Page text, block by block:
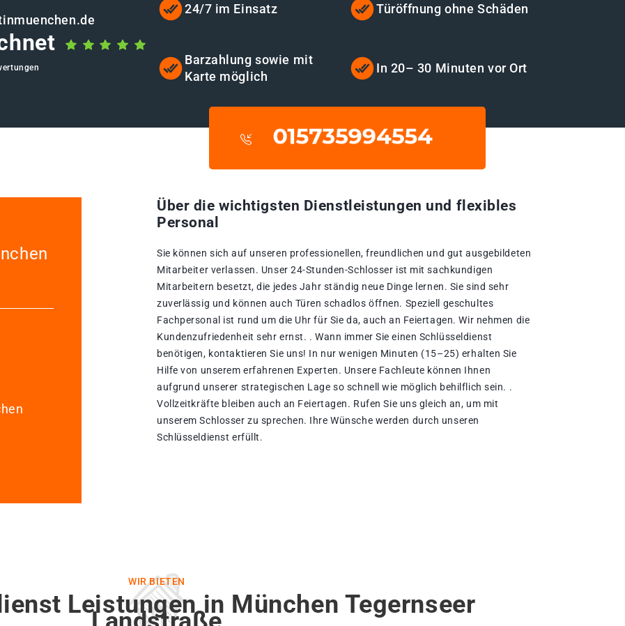
24/7 im Einsatz Türöffnung ohne Schäden
Barzahlung sowie mit
Karte möglich
In 20– 30 Minuten vor Ort
Über die wichtigsten Dienstleistungen und flexibles
Personal
Sie können sich auf unseren professionellen, freundlichen und gut ausgebildeten
Mitarbeiter verlassen. Unser 24-Stunden-Schlosser ist mit sachkundigen
Mitarbeitern besetzt, die jedes Jahr ständig neue Dinge lernen. Sie sind sehr
zuverlässig und können auch Türen schadlos öffnen. Speziell geschultes
Fachpersonal ist rund um die Uhr für Sie da, auch an Feiertagen. Wir nehmen die
Kundenzufriedenheit sehr ernst. . Wann immer Sie einen Schlüsseldienst
benötigen, kontaktieren Sie uns! In nur wenigen Minuten (15–25) erhalten Sie
Hilfe von unserem erfahrenen Experten. Unsere Fachleute können Ihnen
aufgrund unserer strategischen Lage so schnell wie möglich behilflich sein. .
Vollzeitkräfte bleiben auch an Feiertagen. Rufen Sie uns gleich an, um mit
unserem Schlosser zu sprechen. Ihre Wünsche werden durch unseren
Schlüsseldienst erfüllt.
WIR BIETEN
Leistungen in München Tegernseer